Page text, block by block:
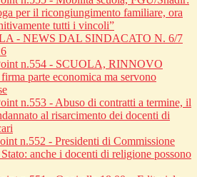
per il ricongiungimento familiare, ora
tutti i vincoli”
- NEWS DAL SINDACATO N. 6/7
n.554 - SCUOLA, RINNOVO
parte economica ma servono
n.553 - Abuso di contratti a termine, il
al risarcimento dei docenti di
n.552 - Presidenti di Commissione
anche i docenti di religione possono